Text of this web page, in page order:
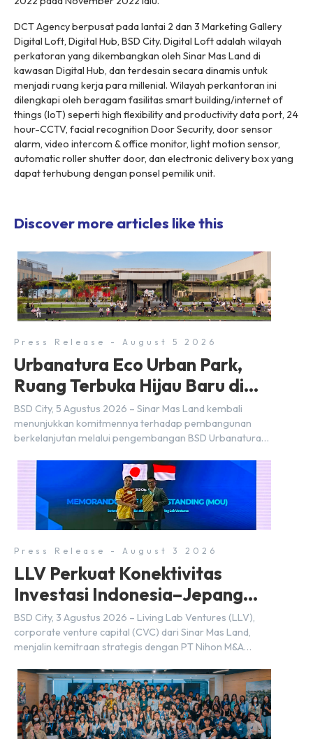
DCT Agency berpusat pada lantai 2 dan 3 Marketing Gallery
Digital Loft, Digital Hub, BSD City. Digital Loft adalah wilayah
perkatoran yang dikembangkan oleh Sinar Mas Land di
kawasan Digital Hub, dan terdesain secara dinamis untuk
menjadi ruang kerja para millenial. Wilayah perkantoran ini
dilengkapi oleh beragam fasilitas smart building/internet of
things (IoT) seperti high flexibility and productivity data port, 24
hour-CCTV, facial recognition Door Security, door sensor
alarm, video intercom & office monitor, light motion sensor,
automatic roller shutter door, dan electronic delivery box yang
dapat terhubung dengan ponsel pemilik unit.
Discover more articles like this
Press Release - August 5 2026
Urbanatura Eco Urban Park,
Ruang Terbuka Hijau Baru di
BSD City
BSD City, 5 Agustus 2026 – Sinar Mas Land kembali
menunjukkan komitmennya terhadap pembangunan
berkelanjutan melalui pengembangan BSD Urbanatura
dengan jalur sungai sepanjang 1,5 km yang dikelilingi
lanskap tropis rimbun di BSD City yang sebelumnya
dikenal sebagai Green Pathway. Transformasi ini
merupakan bagian dari upaya perusahaan untuk […]
Press Release - August 3 2026
LLV Perkuat Konektivitas
Investasi Indonesia–Jepang
(FDI) pada 2025
BSD City, 3 Agustus 2026 – Living Lab Ventures (LLV),
corporate venture capital (CVC) dari Sinar Mas Land,
menjalin kemitraan strategis dengan PT Nihon M&A
Holdings Inc. Kemitraan tersebut ditandai dengan
penandatanganan Memorandum of Understanding
(MoU) oleh Bayu Seto (Partner at Living Lab Ventures)
dan Kosuke Kawata […]